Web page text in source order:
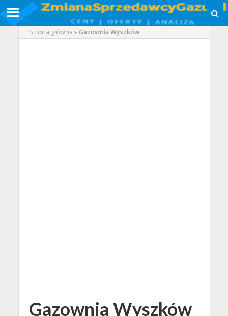
Strona główna »Gazownia Wyszków
Gazownia Wyszków